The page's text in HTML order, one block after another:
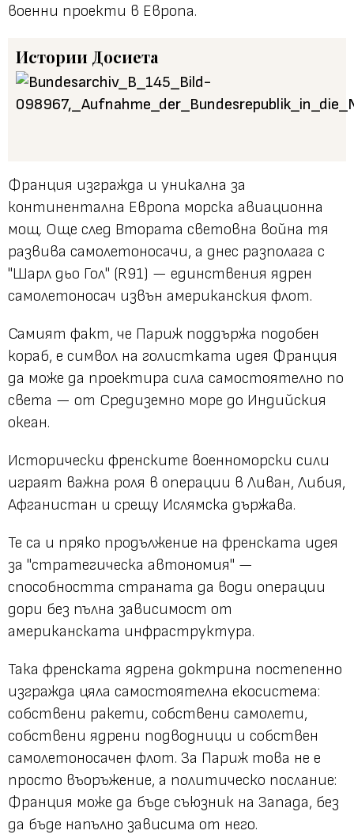
военни проекти в Европа.
Истории Досиета
Франция изгражда и уникална за
континентална Европа морска авиационна
мощ. Още след Втората световна война тя
развива самолетоносачи, а днес разполага с
"Шарл дьо Гол" (R91) — единствения ядрен
самолетоносач извън американския флот.
Самият факт, че Париж поддържа подобен
кораб, е символ на голистката идея Франция
да може да проектира сила самостоятелно по
света — от Средиземно море до Индийския
океан.
Исторически френските военноморски сили
играят важна роля в операции в Ливан, Либия,
Афганистан и срещу Ислямска държава.
Те са и пряко продължение на френската идея
за "стратегическа автономия" —
способността страната да води операции
дори без пълна зависимост от
американската инфраструктура.
Така френската ядрена доктрина постепенно
изгражда цяла самостоятелна екосистема:
собствени ракети, собствени самолети,
собствени ядрени подводници и собствен
самолетоносачен флот. За Париж това не е
просто въоръжение, а политическо послание:
Франция може да бъде съюзник на Запада, без
да бъде напълно зависима от него.